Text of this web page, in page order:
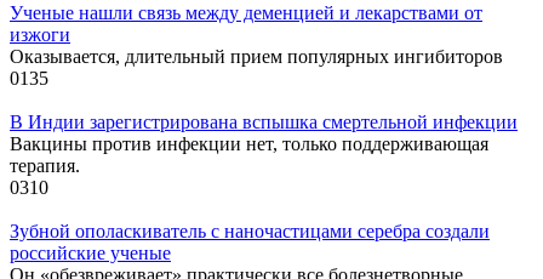
Ученые нашли связь между деменцией и лекарствами от
изжоги
Оказывается, длительный прием популярных ингибиторов
0135
В Индии зарегистрирована вспышка смертельной инфекции
Вакцины против инфекции нет, только поддерживающая
терапия.
0310
Зубной ополаскиватель с наночастицами серебра создали
российские ученые
Он «обезвреживает» практически все болезнетворные